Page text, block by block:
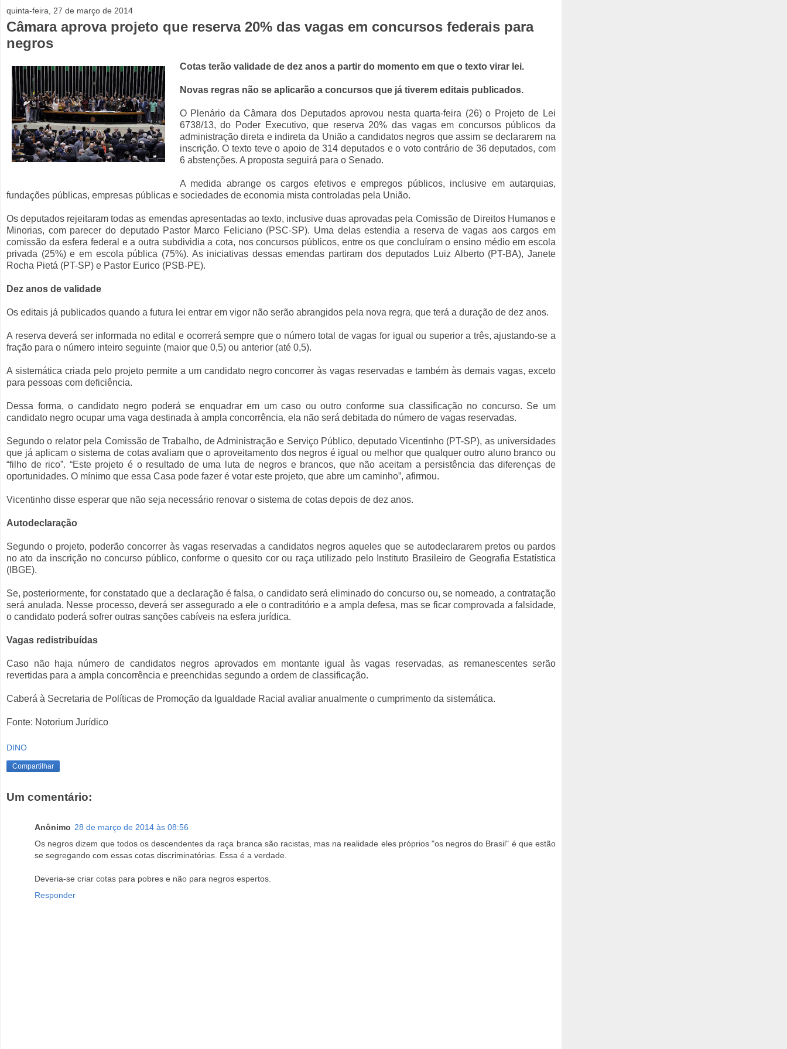
quinta-feira, 27 de março de 2014
Câmara aprova projeto que reserva 20% das vagas em concursos federais para
negros
Cotas terão validade de dez anos a partir do momento em que o texto virar lei.
Novas regras não se aplicarão a concursos que já tiverem editais publicados.
O Plenário da Câmara dos Deputados aprovou nesta quarta-feira (26) o Projeto de Lei
6738/13, do Poder Executivo, que reserva 20% das vagas em concursos públicos da
administração direta e indireta da União a candidatos negros que assim se declararem na
inscrição. O texto teve o apoio de 314 deputados e o voto contrário de 36 deputados, com
6 abstenções. A proposta seguirá para o Senado.
A medida abrange os cargos efetivos e empregos públicos, inclusive em autarquias,
fundações públicas, empresas públicas e sociedades de economia mista controladas pela União.
Os deputados rejeitaram todas as emendas apresentadas ao texto, inclusive duas aprovadas pela Comissão de Direitos Humanos e
Minorias, com parecer do deputado Pastor Marco Feliciano (PSC-SP). Uma delas estendia a reserva de vagas aos cargos em
comissão da esfera federal e a outra subdividia a cota, nos concursos públicos, entre os que concluíram o ensino médio em escola
privada (25%) e em escola pública (75%). As iniciativas dessas emendas partiram dos deputados Luiz Alberto (PT-BA), Janete
Rocha Pietá (PT-SP) e Pastor Eurico (PSB-PE).
Dez anos de validade
Os editais já publicados quando a futura lei entrar em vigor não serão abrangidos pela nova regra, que terá a duração de dez anos.
A reserva deverá ser informada no edital e ocorrerá sempre que o número total de vagas for igual ou superior a três, ajustando-se a
fração para o número inteiro seguinte (maior que 0,5) ou anterior (até 0,5).
A sistemática criada pelo projeto permite a um candidato negro concorrer às vagas reservadas e também às demais vagas, exceto
para pessoas com deficiência.
Dessa forma, o candidato negro poderá se enquadrar em um caso ou outro conforme sua classificação no concurso. Se um
candidato negro ocupar uma vaga destinada à ampla concorrência, ela não será debitada do número de vagas reservadas.
Segundo o relator pela Comissão de Trabalho, de Administração e Serviço Público, deputado Vicentinho (PT-SP), as universidades
que já aplicam o sistema de cotas avaliam que o aproveitamento dos negros é igual ou melhor que qualquer outro aluno branco ou
“filho de rico”. “Este projeto é o resultado de uma luta de negros e brancos, que não aceitam a persistência das diferenças de
oportunidades. O mínimo que essa Casa pode fazer é votar este projeto, que abre um caminho”, afirmou.
Vicentinho disse esperar que não seja necessário renovar o sistema de cotas depois de dez anos.
Autodeclaração
Segundo o projeto, poderão concorrer às vagas reservadas a candidatos negros aqueles que se autodeclararem pretos ou pardos
no ato da inscrição no concurso público, conforme o quesito cor ou raça utilizado pelo Instituto Brasileiro de Geografia Estatística
(IBGE).
Se, posteriormente, for constatado que a declaração é falsa, o candidato será eliminado do concurso ou, se nomeado, a contratação
será anulada. Nesse processo, deverá ser assegurado a ele o contraditório e a ampla defesa, mas se ficar comprovada a falsidade,
o candidato poderá sofrer outras sanções cabíveis na esfera jurídica.
Vagas redistribuídas
Caso não haja número de candidatos negros aprovados em montante igual às vagas reservadas, as remanescentes serão
revertidas para a ampla concorrência e preenchidas segundo a ordem de classificação.
Caberá à Secretaria de Políticas de Promoção da Igualdade Racial avaliar anualmente o cumprimento da sistemática.
Fonte: Notorium Jurídico
DINO
Compartilhar
Um comentário:
Anônimo 28 de março de 2014 às 08:56
Os negros dizem que todos os descendentes da raça branca são racistas, mas na realidade eles próprios "os negros do Brasil" é que estão
se segregando com essas cotas discriminatórias. Essa é a verdade.
Deveria-se criar cotas para pobres e não para negros espertos.
Responder